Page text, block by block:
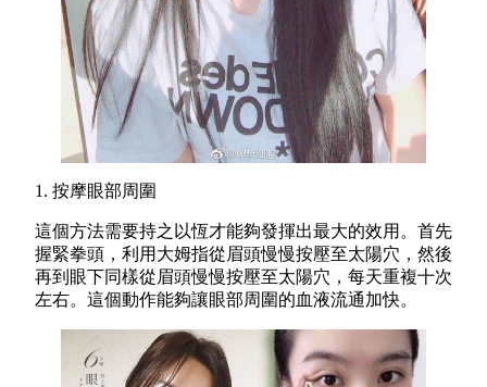
1. 按摩眼部周圍
這個方法需要持之以恆才能夠發揮出最大的效用。首先
握緊拳頭，利用大姆指從眉頭慢慢按壓至太陽穴，然後
再到眼下同樣從眉頭慢慢按壓至太陽穴，每天重複十次
左右。這個動作能夠讓眼部周圍的血液流通加快。